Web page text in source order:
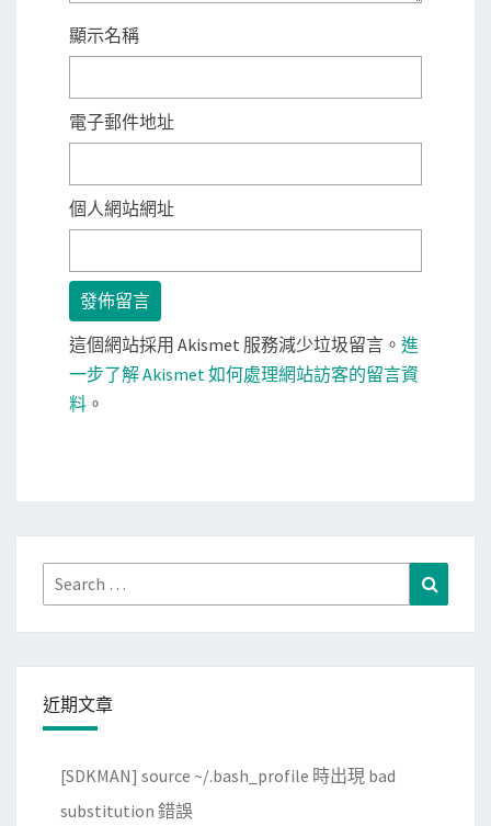
顯示名稱
電子郵件地址
個人網站網址
這個網站採用 Akismet 服務減少垃圾留言。 進
一步了解 Akismet 如何處理網站訪客的留言資
料 。
Search
for:
近期文章
[SDKMAN] source ~/.bash_profile 時出現 bad
substitution 錯誤